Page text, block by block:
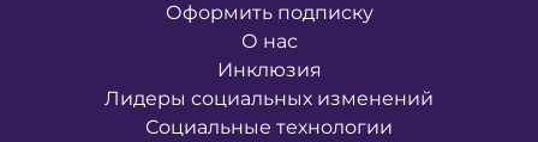
Оформить подписку
О нас
Инклюзия
Лидеры социальных изменений
Социальные технологии